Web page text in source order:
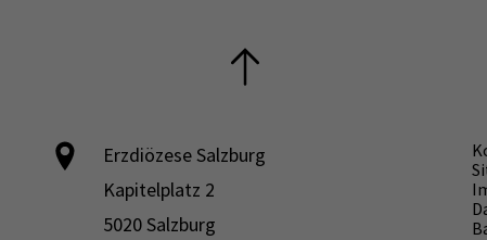
Erzdiözese Salzburg
Kapitelplatz 2
5020 Salzburg